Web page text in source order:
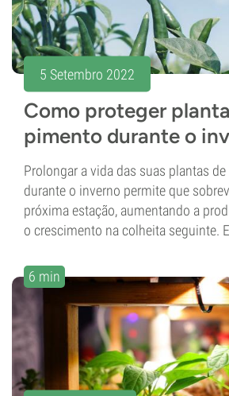
5 Setembro 2022
Como proteger
pimento durante o
Prolongar a vida das suas plantas
durante o inverno permite que
próxima estação, aumentando a
o crescimento na colheita seguinte.
6 min